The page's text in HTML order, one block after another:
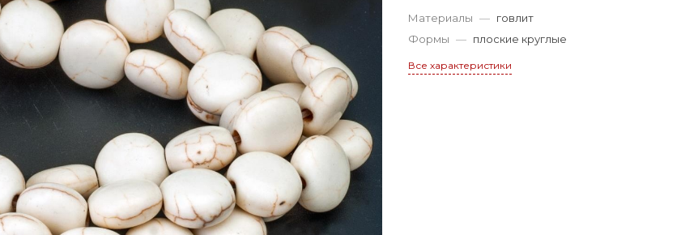
Материалы — говлит
Формы — плоские круглые
Все характеристики